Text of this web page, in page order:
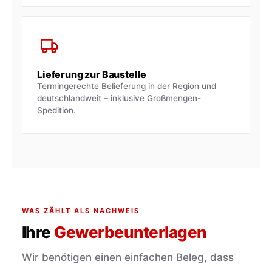
Lieferung zur Baustelle
Termingerechte Belieferung in der Region und
deutschlandweit – inklusive Großmengen-
Spedition.
WAS ZÄHLT ALS NACHWEIS
Ihre Gewerbeunterlagen
Wir benötigen einen einfachen Beleg, dass